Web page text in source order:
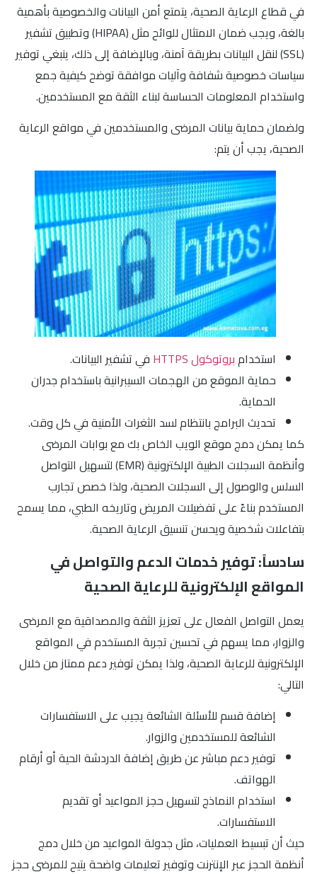
في قطاع الرعاية الصحية، يتمتع أمن البيانات والخصوصية بأهمية
بالغة، ويجب ضمان الامتثال للوائح مثل (HIPAA) وتطبيق تشفير
(SSL) لنقل البيانات بطريقة آمنة، وبالإضافة إلى ذلك، ينبغي توفير
سياسات خصوصية شفافة وآليات موافقة توضح كيفية جمع
واستخدام المعلومات الحساسة لبناء الثقة مع المستخدمين.
ولضمان حماية بيانات المرضى والمستخدمين في مواقع الرعاية
الصحية، يجب أن يتم:
استخدامبروتوكول HTTPS
في تشفير البيانات.
حماية الموقع من الهجمات السيبرانية باستخدام جدران
الحماية.
تحديث البرامج بانتظام لسد الثغرات الأمنية في كل وقت.
كما يمكن دمج موقع الويب الخاص بك مع بوابات المرضى
وأنظمة السجلات الطبية الإلكترونية (EMR) لتسهيل التواصل
السلس والوصول إلى السجلات الصحية، ولذا خصص تجارب
المستخدم بناءً على تفضيلات المريض وتاريخه الطبي، مما يسمح
بتفاعلات شخصية ويحسن تنسيق الرعاية الصحية.
سادساً: توفير خدمات الدعم والتواصل في
المواقع الإلكترونية للرعاية الصحية
يعمل التواصل الفعال على تعزيز الثقة والمصداقية مع المرضى
والزوار، مما يسهم في تحسين تجربة المستخدم في المواقع
الإلكترونية للرعاية الصحية، ولذا يمكن توفير دعم ممتاز من خلال
التالي:
إضافة قسم للأسئلة الشائعة يجيب على الاستفسارات
الشائعة للمستخدمين والزوار.
توفير دعم مباشر عن طريق إضافة الدردشة الحية أو أرقام
الهواتف.
استخدام النماذج لتسهيل حجز المواعيد أو تقديم
الاستفسارات.
حيث أن تبسيط العمليات، مثل جدولة المواعيد من خلال دمج
أنظمة الحجز عبر الإنترنت وتوفير تعليمات واضحة يتيح للمرضى حجز